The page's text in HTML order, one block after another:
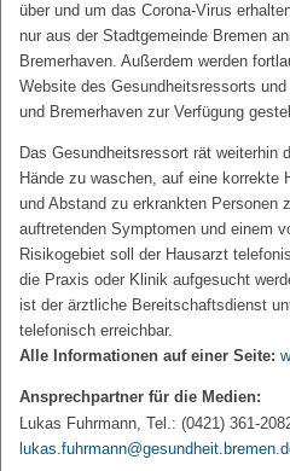
über und um das Corona-Virus
nur aus der Stadtgemeinde Bremen
Bremerhaven. Außerdem werden
Website des Gesundheitsressorts
und Bremerhaven zur Verfügung
Das Gesundheitsressort rät weiterhin
Hände zu waschen, auf eine korrekte
und Abstand zu erkrankten Personen
auftretenden Symptomen und einem
Risikogebiet soll der Hausarzt
die Praxis oder Klinik aufgesucht
ist der ärztliche Bereitschaftsdienst
telefonisch erreichbar.
Alle Informationen auf einer Seite:
Ansprechpartner für die Medien:
Lukas Fuhrmann, Tel.: (0421) 361-